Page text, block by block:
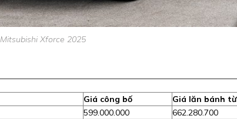
Mitsubishi Xforce 2025
Giá công bố
Giá lăn bánh từ
599.000.000
662.280.700